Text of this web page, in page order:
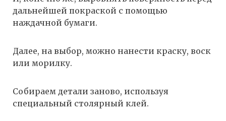
дальнейшей покраской с помощью
наждачной бумаги.
Далее, на выбор, можно нанести краску, воск
или морилку.
Собираем детали заново, используя
специальный столярный клей.